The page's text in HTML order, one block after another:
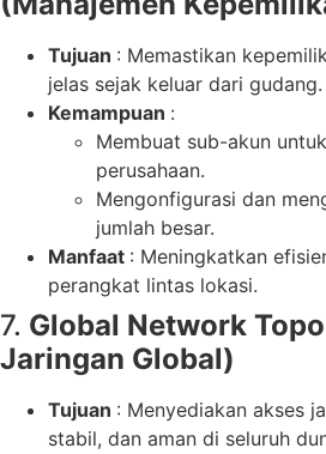
Tujuan : Memastikan
jelas sejak keluar dari gudang.
Kemampuan :
Membuat sub-akun
perusahaan.
Mengonfigurasi dan
jumlah besar.
Manfaat : Meningkatkan
perangkat lintas lokasi.
7. Global Network
Jaringan Global)
Tujuan : Menyediakan akses
stabil, dan aman di seluruh